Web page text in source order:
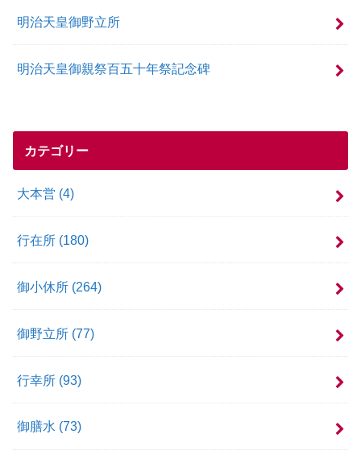
明治天皇御野立所
明治天皇御親祭百五十年祭記念碑
カテゴリー
大本営 (4)
行在所 (180)
御小休所 (264)
御野立所 (77)
行幸所 (93)
御膳水 (73)